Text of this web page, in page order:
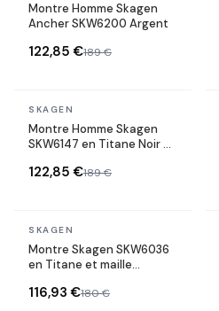
Montre Homme Skagen
Ancher SKW6200 Argent
122,85 €189 €
En stock
SKAGEN
Montre Homme Skagen
SKW6147 en Titane Noir et
122,85 €189 €
En stock
SKAGEN
Montre Skagen SKW6036
en Titane et maille
116,93 €180 €